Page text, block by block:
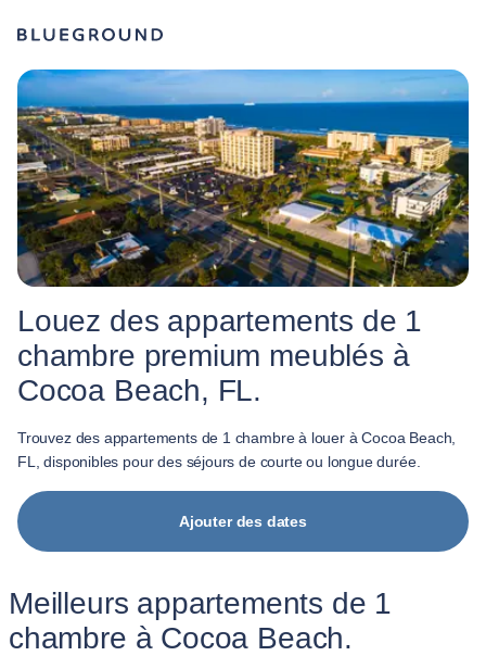
Louez des appartements de 1
chambre premium meublés à
Cocoa Beach, FL.
Trouvez des appartements de 1 chambre à louer à Cocoa Beach,
FL, disponibles pour des séjours de courte ou longue durée.
Ajouter des dates
Meilleurs appartements de 1
chambre à Cocoa Beach.